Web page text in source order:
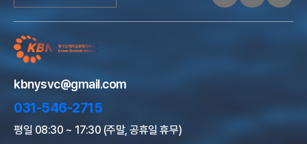
kbnysvc@gmail.com
031-546-2715
평일 08:30 ~ 17:30 (주말, 공휴일 휴무)